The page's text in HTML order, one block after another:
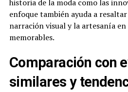
historia de la moda como las
enfoque también ayuda a
narración visual y la artesanía
memorables.
Comparación con
similares y